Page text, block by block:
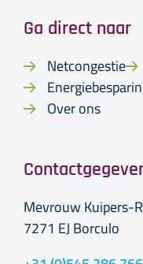
Ga direct naar
Netcongestie
Over ons
Mevrouw Kuipers-
7271 EJ Borculo